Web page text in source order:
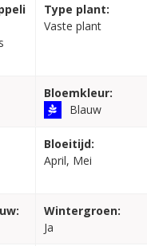
Type plant:
Vaste plant
Bloemkleur:
Blauw
Bloeitijd:
April, Mei
Wintergroen:
Ja